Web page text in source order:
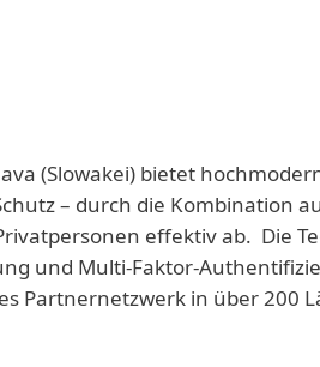
(Slowakei) bietet
– durch die Kombination
effektiv ab. Die
und Multi-Faktor-
Partnernetzwerk in über 200